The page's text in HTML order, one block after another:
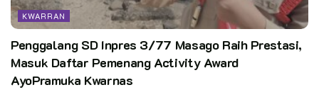
Setiappramukaadalahpewarta
KWARRAN
Penggalang SD Inpres 3/77 Masago Raih Prestasi,
Masuk Daftar Pemenang Activity Award
AyoPramuka Kwarnas